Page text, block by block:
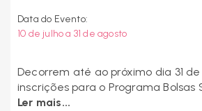
Data do Evento:
10 de julho a 31 de agosto
Decorrem até ao próximo dia 31
inscrições para o Programa Bolsas
Ler mais...